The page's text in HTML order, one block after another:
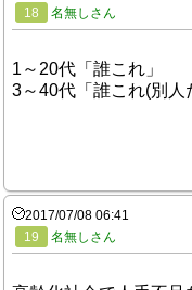
18
名無しさん
1～20代「誰これ」
3～40代「誰これ(別人
2017/07/08 06:41
19
名無しさん